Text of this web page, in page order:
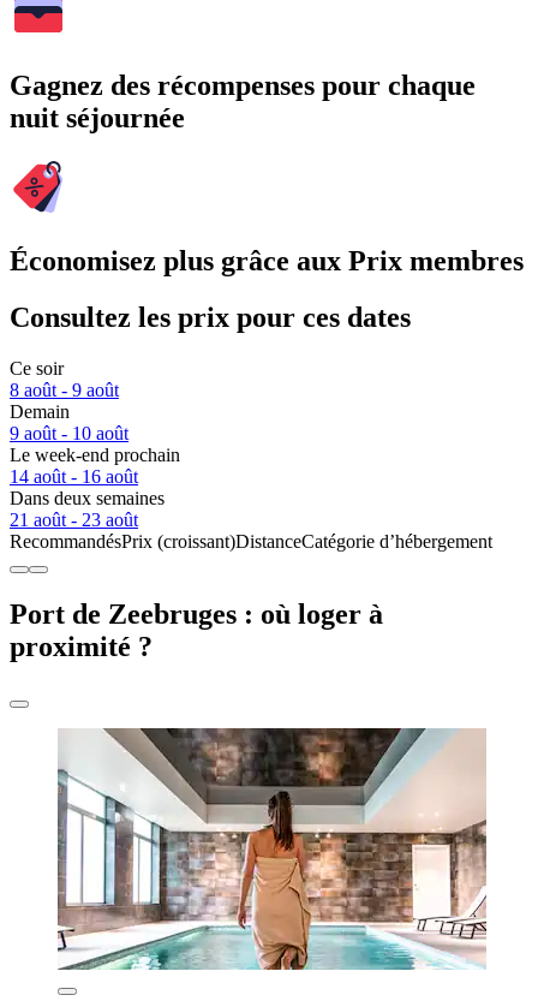
Gagnez des récompenses pour chaque
nuit séjournée
Économisez plus grâce aux Prix membres
Consultez les prix pour ces dates
Ce soir
8 août - 9 août
Demain
9 août - 10 août
Le week-end prochain
14 août - 16 août
Dans deux semaines
21 août - 23 août
RecommandésPrix (croissant)DistanceCatégorie d’hébergement
Port de Zeebruges : où loger à
proximité ?